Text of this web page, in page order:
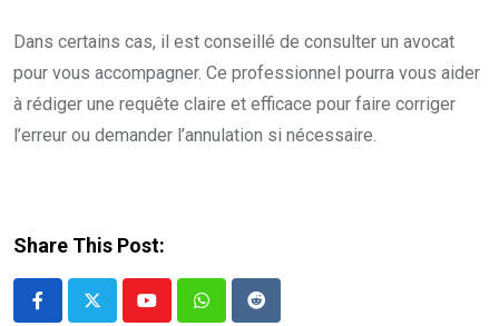
Dans certains cas, il est conseillé de consulter un avocat
pour vous accompagner. Ce professionnel pourra vous aider
à rédiger une requête claire et efficace pour faire corriger
l’erreur ou demander l’annulation si nécessaire.
Share This Post:
YoutubeWhatsappReddit